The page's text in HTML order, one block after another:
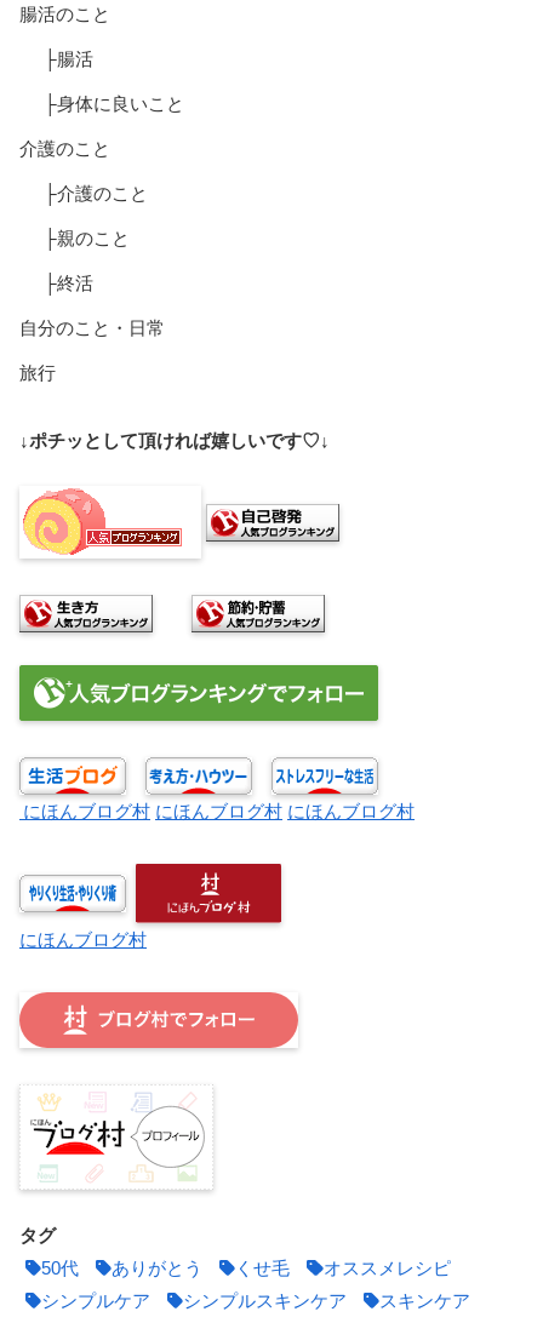
腸活のこと
├腸活
├身体に良いこと
介護のこと
├介護のこと
├親のこと
├終活
自分のこと・日常
旅行
↓ポチッとして頂ければ嬉しいです♡↓
にほんブログ村 にほんブログ村 にほんブログ村
にほんブログ村
タグ
50代
ありがとう くせ毛
オススメレシピ
シンプルケア
シンプルスキンケア スキンケア